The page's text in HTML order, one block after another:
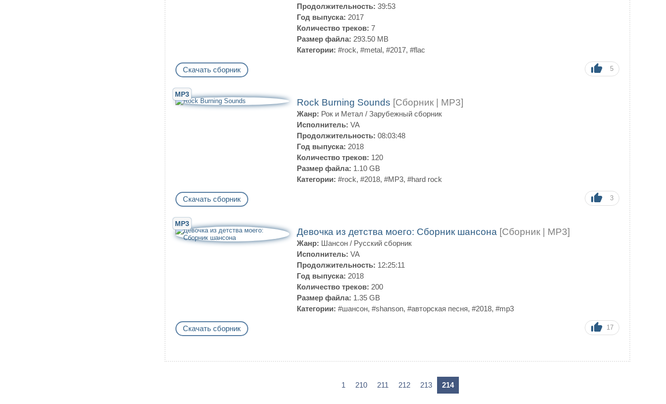
Продолжительность: 39:53
Год выпуска: 2017
Количество треков: 7
Размер файла: 293.50 MB
Категории: #rock, #metal, #2017, #flac
Скачать сборник 5
MP3
Rock Burning Sounds [Сборник | MP3]
Жанр: Рок и Метал / Зарубежный сборник
Исполнитель: VA
Продолжительность: 08:03:48
Год выпуска: 2018
Количество треков: 120
Размер файла: 1.10 GB
Категории: #rock, #2018, #MP3, #hard rock
Скачать сборник 3
MP3
Девочка из детства моего: Сборник шансона [Сборник | MP3]
Жанр: Шансон / Русский сборник
Исполнитель: VA
Продолжительность: 12:25:11
Год выпуска: 2018
Количество треков: 200
Размер файла: 1.35 GB
Категории: #шансон, #shanson, #авторская песня, #2018, #mp3
Скачать сборник 17
1 210 211 212 213 214